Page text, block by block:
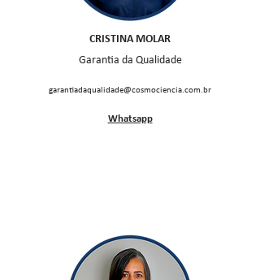
CRISTINA MOLAR
Garantia da Qualidade
garantiadaqualidade@cosmociencia.com.br
Whatsapp